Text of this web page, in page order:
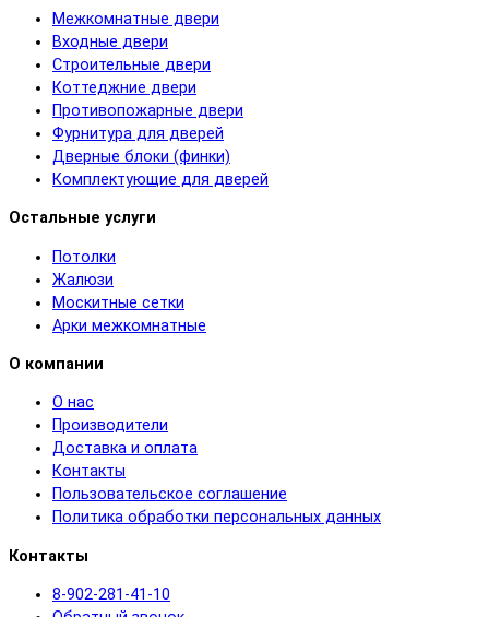
Межкомнатные двери
Входные двери
Строительные двери
Коттеджние двери
Противопожарные двери
Фурнитура для дверей
Дверные блоки (финки)
Комплектующие для дверей
Остальные услуги
Потолки
Жалюзи
Москитные сетки
Арки межкомнатные
О компании
О нас
Производители
Доставка и оплата
Контакты
Пользовательское соглашение
Политика обработки персональных данных
Контакты
8-902-281-41-10